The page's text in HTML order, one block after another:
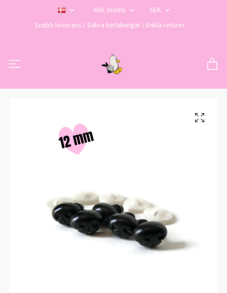
Inkl. moms
SEK
Snabb leverans / Säkra betalningar / Enkla returer